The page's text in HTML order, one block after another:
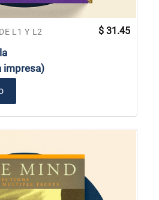
L1 Y L2
impresa)
$ 31.45